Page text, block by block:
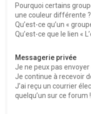
Pourquoi certains
une couleur différente ?
Qu’est-ce qu’un «
Qu’est-ce que le lien «
Messagerie privée
Je ne peux pas
Je continue à recevoir
J’ai reçu un courrier
quelqu’un sur ce forum !